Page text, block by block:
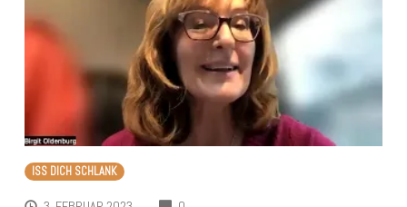
ISS DICH SCHLANK